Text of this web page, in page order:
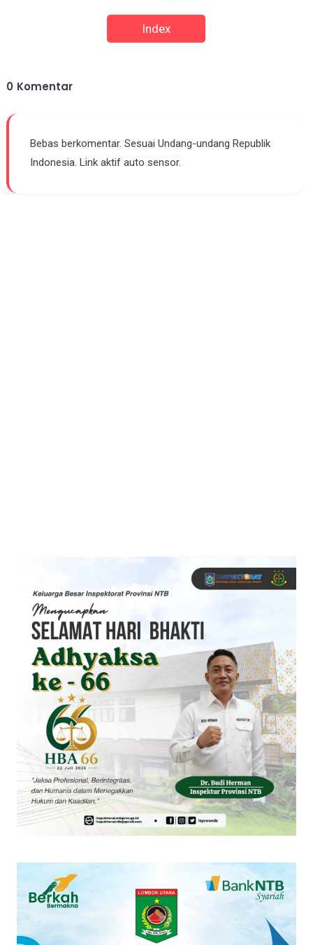
Index
0 Komentar
Bebas berkomentar. Sesuai Undang-undang Republik
Indonesia. Link aktif auto sensor.